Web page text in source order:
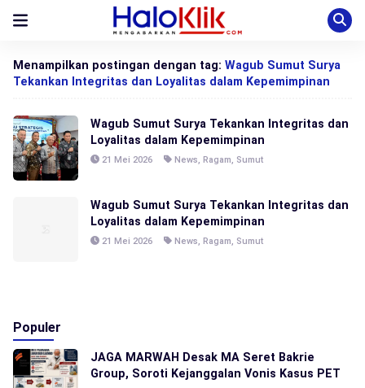
Menampilkan postingan dengan tag: Wagub Sumut Surya
Tekankan Integritas dan Loyalitas dalam Kepemimpinan
Wagub Sumut Surya Tekankan Integritas dan
Loyalitas dalam Kepemimpinan
21 Mei 2026 News, Ragam, Sumut
Wagub Sumut Surya Tekankan Integritas dan
Loyalitas dalam Kepemimpinan
21 Mei 2026 News, Ragam, Sumut
Populer
JAGA MARWAH Desak MA Seret Bakrie
Group, Soroti Kejanggalan Vonis Kasus PET